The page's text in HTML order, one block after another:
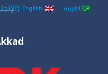
العربية English
(